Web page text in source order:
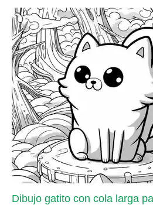
Dibujo gatito con cola larga